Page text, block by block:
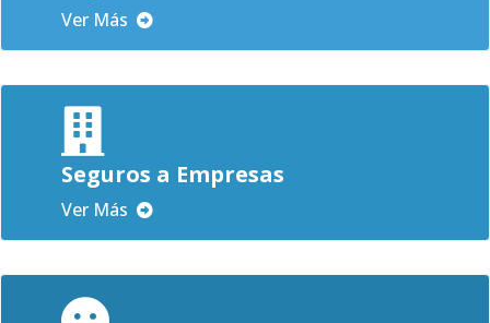
Ver Más
Seguros a Empresas
Ver Más